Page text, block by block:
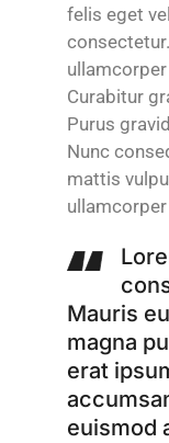
felis eget
Curabitur
Purus
Nunc
mattis
Mauris
magna
erat
euismod